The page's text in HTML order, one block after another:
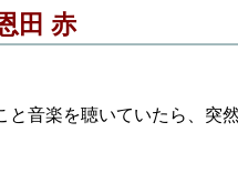
田 赤
音楽を聴いていたら、突